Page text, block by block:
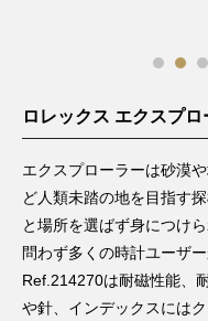
ロレックス エクスプ
エクスプローラーは砂漠
ど人類未踏の地を目指す
と場所を選ばず身につけ
問わず多くの時計ユーザ
Ref.214270は耐磁性能、
や針、インデックスには